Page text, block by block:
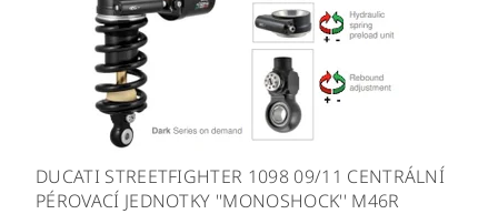
DUCATI STREETFIGHTER 1098 09/11 CENTRÁLNÍ
PÉROVACÍ JEDNOTKY ''MONOSHOCK'' M46R